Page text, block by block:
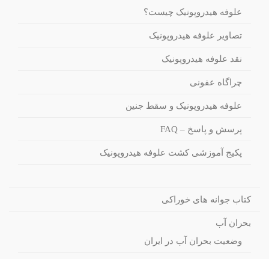
علوفه هیدروپونیک چیست؟
تصاویر علوفه هیدروپونیک
نقد علوفه هیدروپونیک
چراگاه عفونی
علوفه هیدروپونیک و سقط جنین
پرسش و پاسخ – FAQ
پکیج آموزشی کشت علوفه هیدروپونیک
کتاب جوانه های خوراکی
بحران آب
وضعیت بحران آب در ایران